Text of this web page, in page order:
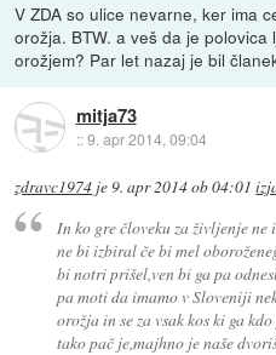
V ZDA so ulice nevarne, ker ima
orožja. BTW. a veš da je
orožjem? Par let nazaj je bil
mitja73
::9. apr 2014, 09:04
zdravc1974 je9. apr 2014 ob 04:01
In ko gre človeku za življenje ne
ne bi izbiral če bi mel
bi notri prišel,ven bi ga pa
pa moti da imamo v Sloveniji
orožja in se za vsak kos ki ga
tako pač je,majhno je naše